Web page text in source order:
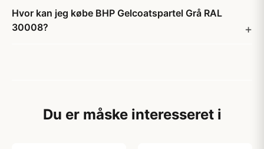
Hvor kan jeg købe BHP Gelcoatspartel Grå RAL
30008?
Du er måske interesseret i